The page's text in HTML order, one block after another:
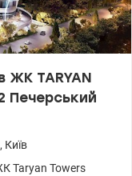
ЖК TARYAN
Печерський
, Київ
Taryan Towers